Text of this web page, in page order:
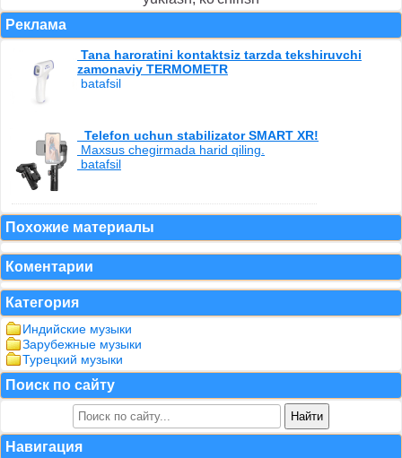
Реклама
Tana haroratini kontaktsiz tarzda tekshiruvchi
zamonaviy TERMOMETR
batafsil
Telefon uchun stabilizator SMART XR!
Maxsus chegirmada harid qiling.
batafsil
Похожие материалы
Коментарии
Категория
Индийские музыки
Зарубежные музыки
Турецкий музыки
Поиск по сайту
Навигация